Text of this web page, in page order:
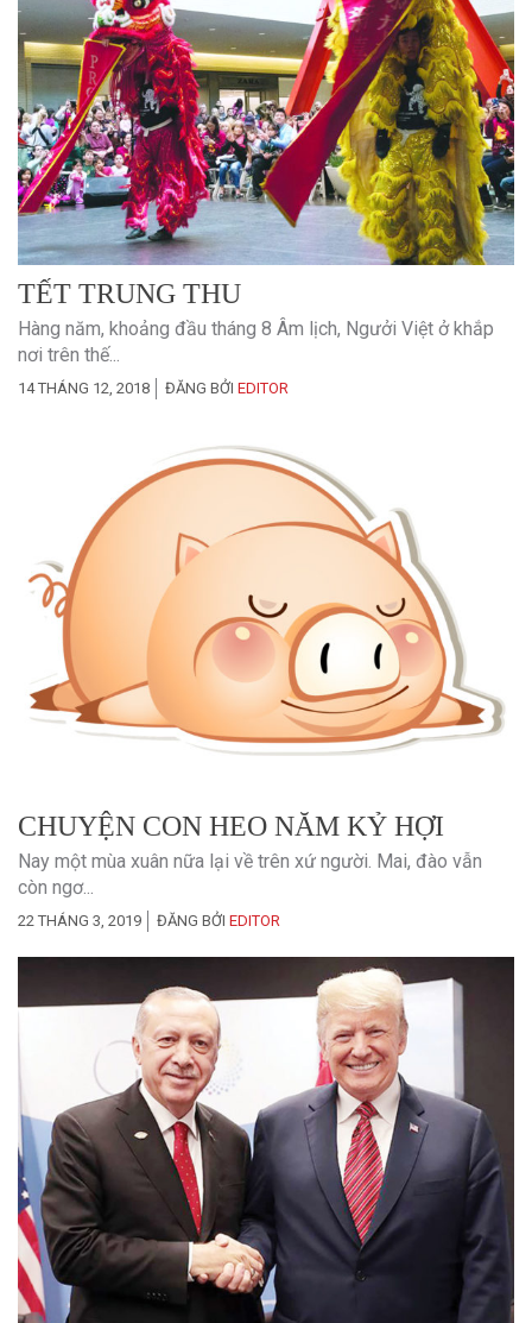
TẾT TRUNG THU
Hàng năm, khoảng đầu tháng 8 Âm lịch, Ngưởi Việt ở khắp
nơi trên thế...
14 THÁNG 12, 2018 ĐĂNG BỞI EDITOR
CHUYỆN CON HEO NĂM KỶ HỢI
Nay một mùa xuân nữa lại về trên xứ người. Mai, đào vẫn
còn ngơ...
22 THÁNG 3, 2019 ĐĂNG BỞI EDITOR